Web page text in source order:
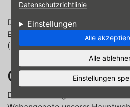
Datenschutzrichtlinie
Einstellungen
Alle
Alle
Einstellungen
DieG&S Reifenservice
Einklang mit dem
(BFSG) barrierefrei zugänglich
Diese Erklärung zur